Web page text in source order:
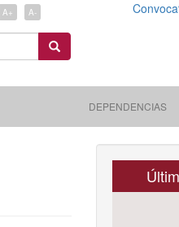
A+ A-
Search
DEPENDENCIAS